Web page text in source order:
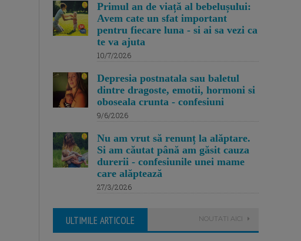
Primul an de viață al bebelușului:
Avem cate un sfat important
pentru fiecare luna - si ai sa vezi ca
te va ajuta
10/7/2026
Depresia postnatala sau baletul
dintre dragoste, emotii, hormoni si
oboseala crunta - confesiuni
9/6/2026
Nu am vrut să renunț la alăptare.
Si am căutat până am găsit cauza
durerii - confesiunile unei mame
care alăptează
27/3/2026
ULTIMILE ARTICOLE NOUTATI AICI